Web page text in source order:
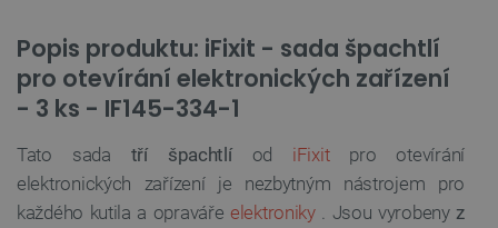
Popis produktu: iFixit - sada špachtlí
pro otevírání elektronických zařízení
- 3 ks - IF145-334-1
Tato sada tří špachtlíod iFixitpro otevírání
elektronických zařízení je nezbytným nástrojem pro
každého kutila a opraváře elektroniky. Jsou vyrobeny z